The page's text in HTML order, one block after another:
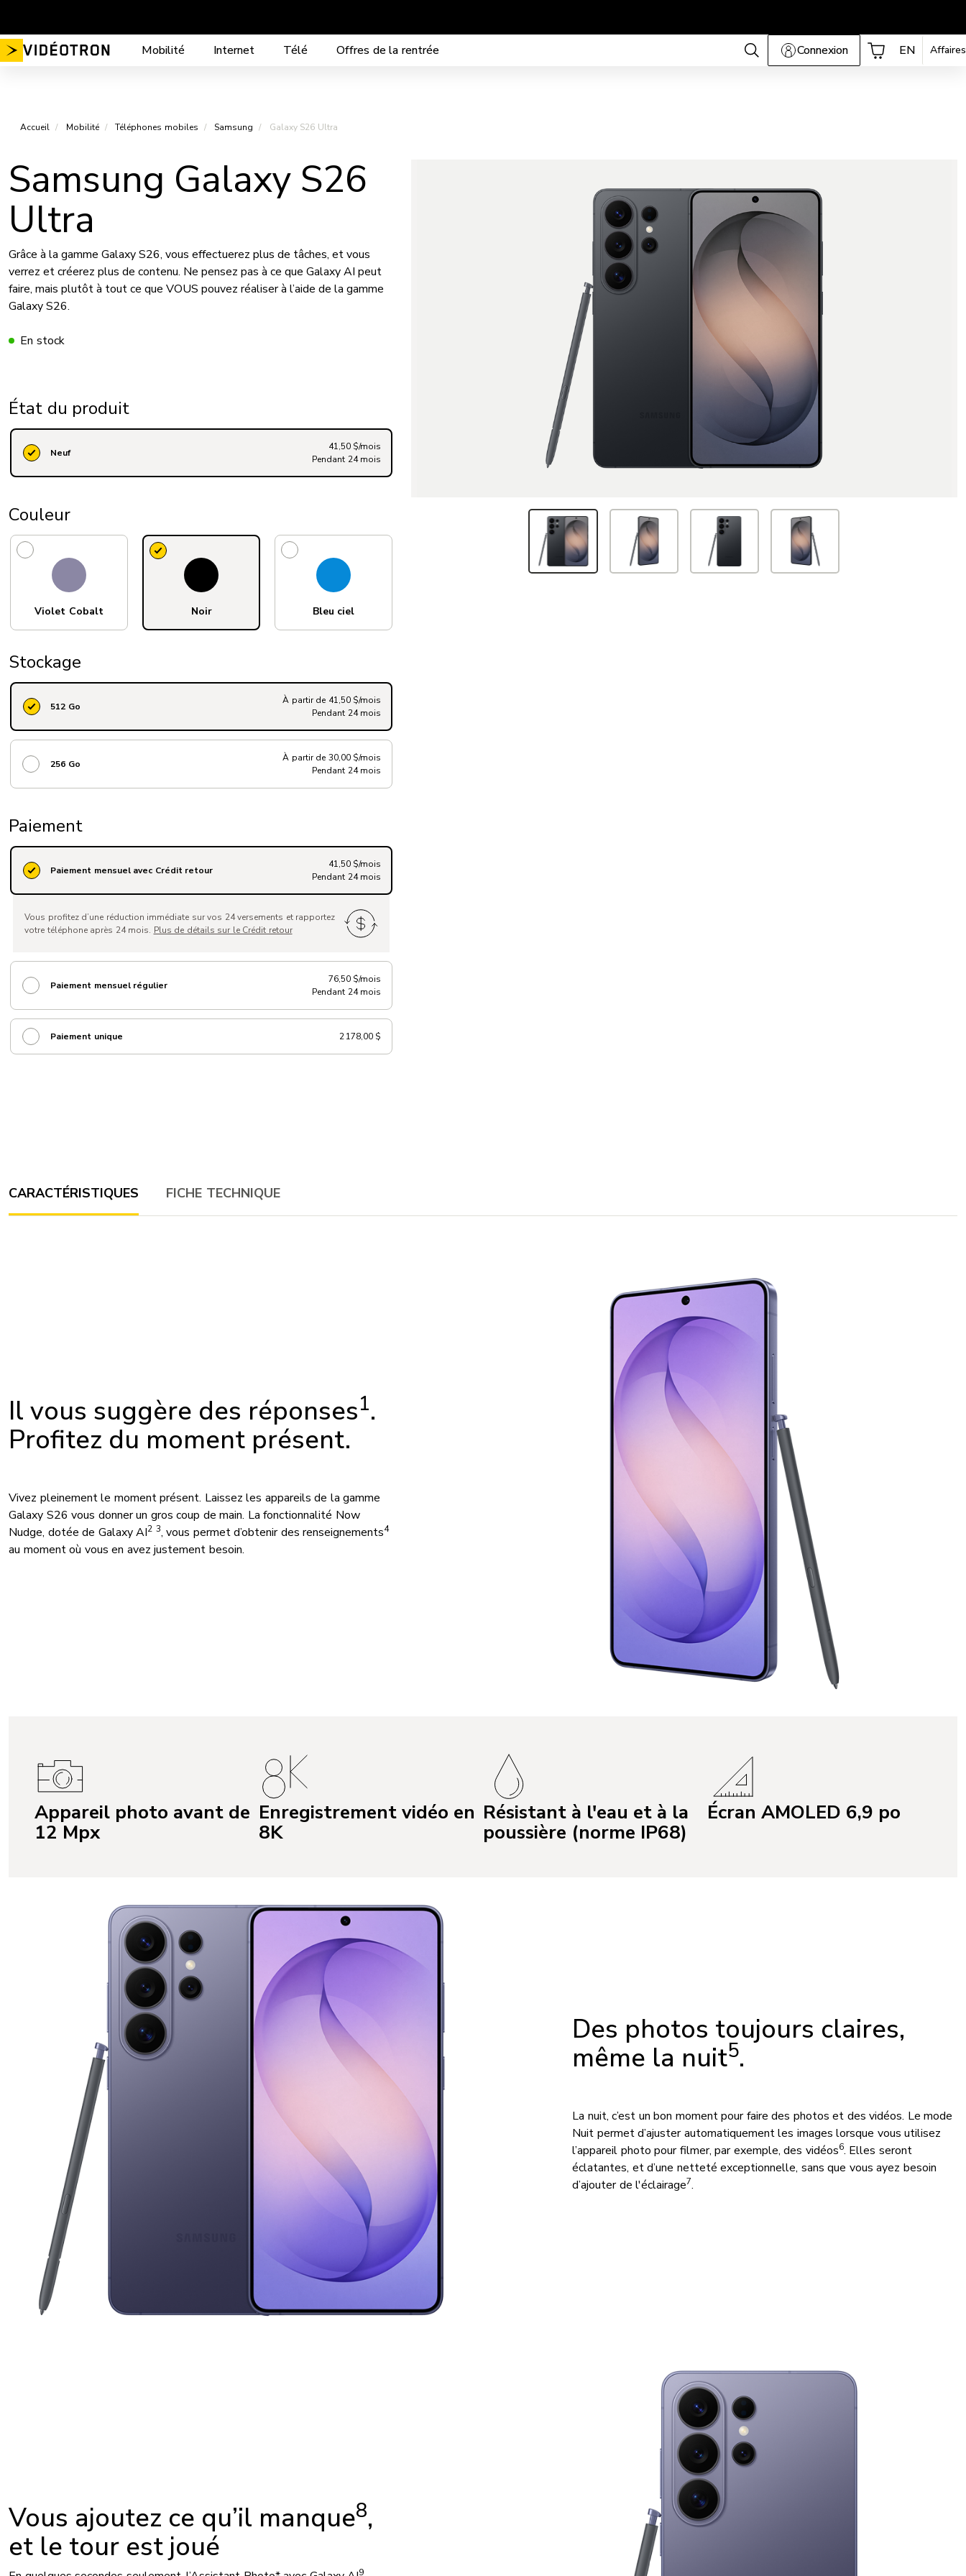
contenu
Mobilité Internet Télé Offres de la rentrée Connexion EN Affaires
Accueil Mobilité Téléphones mobiles Samsung Galaxy S26 Ultra
Samsung Galaxy S26
Ultra
Grâce à la gamme Galaxy S26, vous effectuerez plus de tâches, et vous
verrez et créerez plus de contenu. Ne pensez pas à ce que Galaxy AI peut
faire, mais plutôt à tout ce que VOUS pouvez réaliser à l’aide de la gamme
Galaxy S26.
En stock
État du produit
Neuf
41,50 $/mois
Pendant 24 mois
Couleur
Violet Cobalt Noir Bleu ciel
Stockage
512 Go
À partir de 41,50 $/mois
Pendant 24 mois
256 Go
À partir de 30,00 $/mois
Pendant 24 mois
Paiement
Paiement mensuel avec Crédit retour
41,50 $/mois
Pendant 24 mois
Vous profitez d’une réduction immédiate sur vos 24 versements et rapportez
votre téléphone après 24 mois. Plus de détails sur le Crédit retour
Paiement mensuel régulier
76,50 $/mois
Pendant 24 mois
Paiement unique 2 178,00 $
CARACTÉRISTIQUES FICHE TECHNIQUE
Il vous suggère des réponses1.
Profitez du moment présent.
Vivez pleinement le moment présent. Laissez les appareils de la gamme
Galaxy S26 vous donner un gros coup de main. La fonctionnalité Now
Nudge, dotée de Galaxy AI2 3, vous permet d’obtenir des renseignements4
au moment où vous en avez justement besoin.
Appareil photo avant de
12 Mpx
Enregistrement vidéo en
8K
Résistant à l'eau et à la
poussière (norme IP68)
Écran AMOLED 6,9 po
Des photos toujours claires,
même la nuit5.
La nuit, c’est un bon moment pour faire des photos et des vidéos. Le mode
Nuit permet d’ajuster automatiquement les images lorsque vous utilisez
l’appareil photo pour filmer, par exemple, des vidéos6. Elles seront
éclatantes, et d’une netteté exceptionnelle, sans que vous ayez besoin
d’ajouter de l'éclairage7.
Vous ajoutez ce qu’il manque8,
et le tour est joué
9